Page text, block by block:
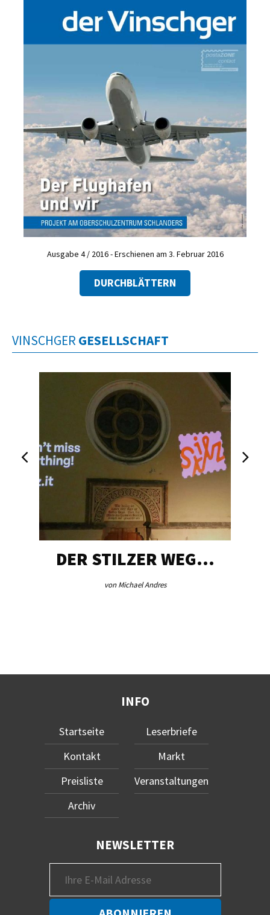
Ausgabe 4 / 2016 - Erschienen am 3. Februar 2016
DURCHBLÄTTERN
VINSCHGER GESELLSCHAFT
DER STILZER WEG…
von Michael Andres
INFO
Startseite
Kontakt
Preisliste
Archiv
Leserbriefe
Markt
Veranstaltungen
NEWSLETTER